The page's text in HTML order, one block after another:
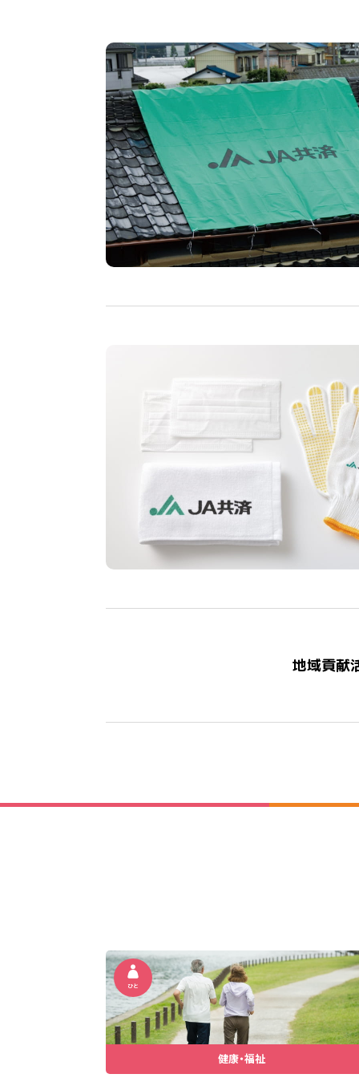
地域貢献
ひと
健康・福祉